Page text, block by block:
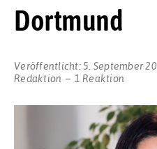
Dortmund
Veröffentlicht:5. September
Redaktion
1 Reaktion